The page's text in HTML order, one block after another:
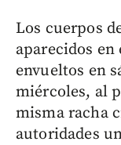
Los cuerpos
aparecidos
envueltos en
miércoles, al
misma racha
autoridades